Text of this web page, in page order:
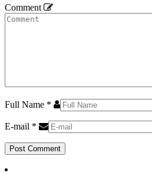
Comment
Full Name *
E-mail *
Post Comment